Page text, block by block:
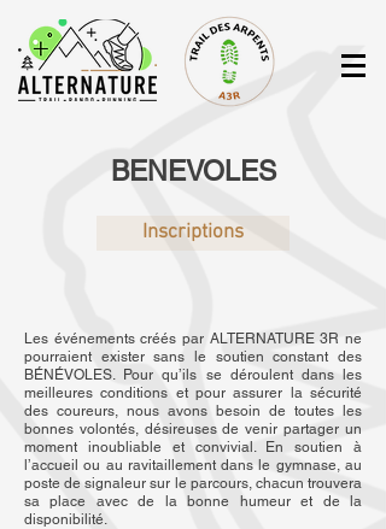
BENEVOLES
Inscriptions
Les événements créés par ALTERNATURE 3R ne
pourraient exister sans le soutien constant des
BÉNÉVOLES. Pour qu’ils se déroulent dans les
meilleures conditions et pour assurer la sécurité
des coureurs, nous avons besoin de toutes les
bonnes volontés, désireuses de venir partager un
moment inoubliable et convivial. En soutien à
l’accueil ou au ravitaillement dans le gymnase, au
poste de signaleur sur le parcours, chacun trouvera
sa place avec de la bonne humeur et de la
disponibilité.